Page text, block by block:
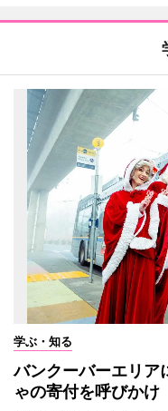
学ぶ・知る
バンクーバーエリ
ゃの寄付を呼びかけ